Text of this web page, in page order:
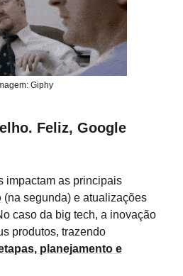
Giphy
Feliz, Google
impactam as principais
(na segunda) e atualizações
caso da big tech, a inovação
produtos, trazendo
planejamento e